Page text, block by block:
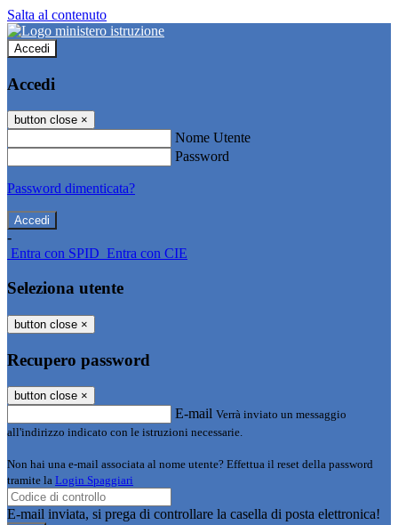
Salta al contenuto
Accedi
Accedi
button close ×
Nome Utente
Password
Password dimenticata?
-
Entra con SPID Entra con CIE
Seleziona utente
button close ×
Recupero password
button close ×
E-mail Verrà inviato un messaggio
all'indirizzo indicato con le istruzioni necessarie.
Non hai una e-mail associata al nome utente? Effettua il reset della password
tramite la Login Spaggiari
E-mail inviata, si prega di controllare la casella di posta elettronica!